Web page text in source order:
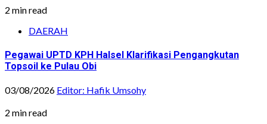
2 min read
DAERAH
Pegawai UPTD KPH Halsel Klarifikasi Pengangkutan
Topsoil ke Pulau Obi
03/08/2026 Editor: Hafik Umsohy
2 min read